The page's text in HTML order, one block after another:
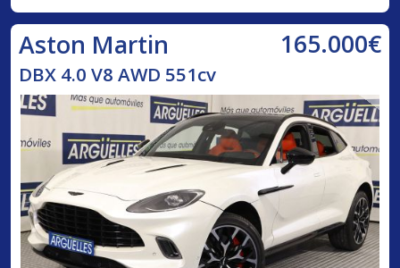
Aston Martin 165.000€
DBX 4.0 V8 AWD 551cv